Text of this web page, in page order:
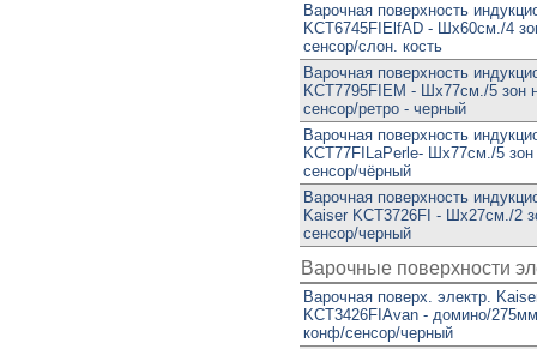
Варочная поверхность
KCT6745FIElfAD - Шx60см./4
сенсор/слон. кость
Варочная поверхность
KCT7795FIEM - Шx77см./5 зон
сенсор/ретро - черный
Варочная поверхность
KCT77FILaPerle- Шx77см./5 зон
сенсор/чёрный
Варочная поверхность
Kaiser KCT3726FI - Шx27см./2
сенсор/черный
Варочные поверхности
Варочная поверх. электр.
KCT3426FIAvan - домино/
конф/сенсор/черный